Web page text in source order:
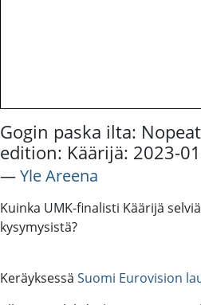
Gogin paska ilta:
edition: Käärijä: 2023-
―Yle Areena
Kuinka UMK-finalisti Käärijä
kysymysistä?
Keräyksessä Suomi Eurovision